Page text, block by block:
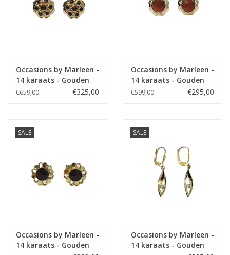
Occasions by Marleen -
14 karaats - Gouden
oorknoppen - Granaat
€659,00 €325,00
Occasions by Marleen -
14 karaats - Gouden
oorknoppen - Carneool
€599,00 €295,00
SALE
Occasions by Marleen -
14 karaats - Gouden
SALE
Occasions by Marleen -
14 karaats - Gouden